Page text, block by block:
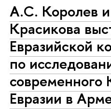
А.С. Королев
Красикова
Евразийской
по
современного
Евразии в